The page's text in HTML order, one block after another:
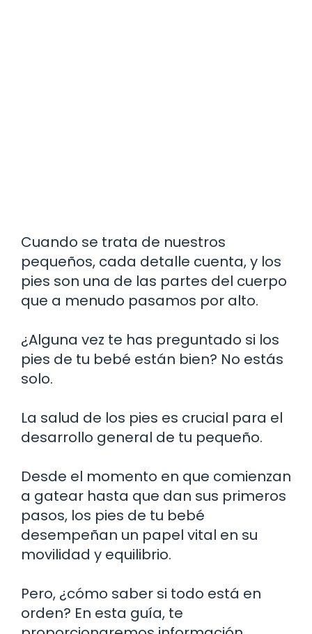
Cuando se trata de nuestros
pequeños, cada detalle cuenta, y los
pies son una de las partes del cuerpo
que a menudo pasamos por alto.
¿Alguna vez te has preguntado si los
pies de tu bebé están bien? No estás
solo.
La salud de los pies es crucial para el
desarrollo general de tu pequeño.
Desde el momento en que comienzan
a gatear hasta que dan sus primeros
pasos, los pies de tu bebé
desempeñan un papel vital en su
movilidad y equilibrio.
Pero, ¿cómo saber si todo está en
orden? En esta guía, te